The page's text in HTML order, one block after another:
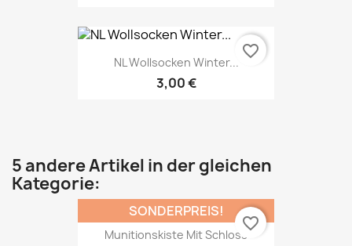
NL Wollsocken Winter...
3,00 €
favorite_border
5 andere Artikel in der gleichen
Kategorie:
Munitionskiste Mit Schloss
SONDERPREIS!
favorite_border